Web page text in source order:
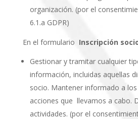
organización. (por el
6.1.a GDPR)
En el formulario Inscripción
Gestionar y tramitar cualquier
información, incluidas aquellas
socio. Mantener informado a
acciones que llevamos a cabo.
actividades. (por el